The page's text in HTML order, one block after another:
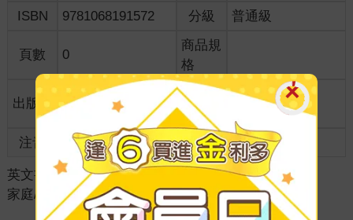
ISBN
9781068191572 分級 普通級
頁數 0
商品規
格
出版地 美國
適讀年
齡
全齡適讀
注音 級別
英文書 ＞ 童書/青少年讀物 知識/生活 ＞
家庭/健康